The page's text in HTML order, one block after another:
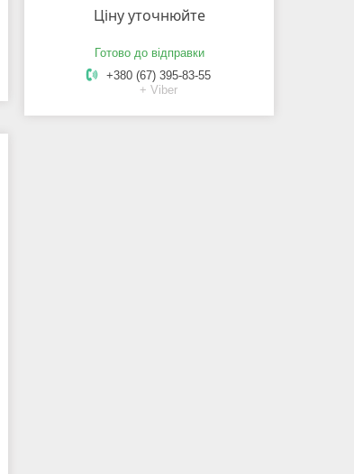
Ціну уточнюйте
Готово до відправки
+380 (67) 395-83-55
+ Viber